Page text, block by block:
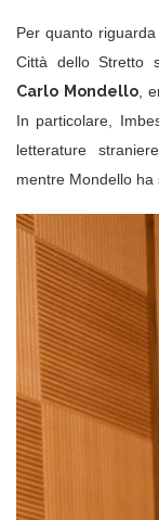
Per quanto
Città dello Stretto
Carlo Mondello,
In particolare,
letterature
mentre Mondello